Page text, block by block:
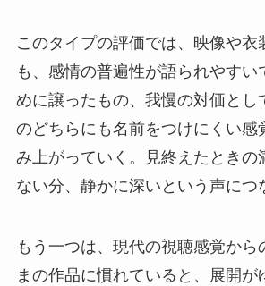
このタイプの評価では、映像や衣
も、感情の普遍性が語られやすい
めに譲ったもの、我慢の対価とし
のどちらにも名前をつけにくい感
み上がっていく。見終えたときの
ない分、静かに深いという声につ
もう一つは、現代の視聴感覚から
まの作品に慣れていると、展開が